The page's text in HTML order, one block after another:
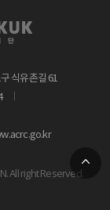
식유촌길 61
All right Reserved.